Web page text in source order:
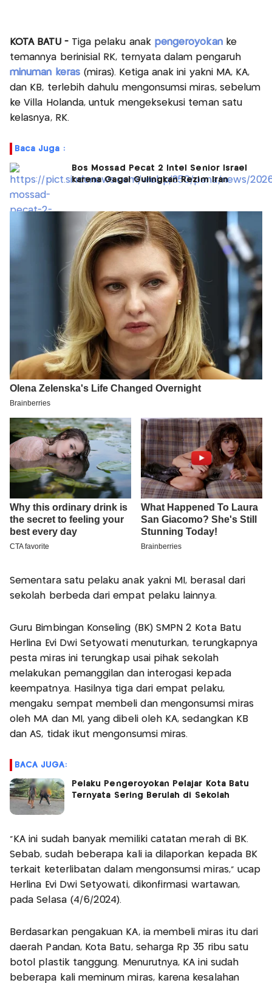
KOTA BATU -Tiga pelaku anak pengeroyokanke
temannya berinisial RK, ternyata dalam pengaruh
minuman keras(miras). Ketiga anak ini yakni MA, KA,
dan KB, terlebih dahulu mengonsumsi miras, sebelum
ke Villa Holanda, untuk mengeksekusi teman satu
kelasnya, RK.
Baca Juga :
Bos Mossad Pecat 2 Intel Senior Israel
karena Gagal Gulingkan Rezim Iran
Sementara satu pelaku anak yakni MI, berasal dari
sekolah berbeda dari empat pelaku lainnya.
Guru Bimbingan Konseling (BK) SMPN 2 Kota Batu
Herlina Evi Dwi Setyowati menuturkan, terungkapnya
pesta miras ini terungkap usai pihak sekolah
melakukan pemanggilan dan interogasi kepada
keempatnya. Hasilnya tiga dari empat pelaku,
mengaku sempat membeli dan mengonsumsi miras
oleh MA dan MI, yang dibeli oleh KA, sedangkan KB
dan AS, tidak ikut mengonsumsi miras.
BACA JUGA:
Pelaku Pengeroyokan Pelajar Kota Batu
Ternyata Sering Berulah di Sekolah
"KA ini sudah banyak memiliki catatan merah di BK.
Sebab, sudah beberapa kali ia dilaporkan kepada BK
terkait keterlibatan dalam mengonsumsi miras," ucap
Herlina Evi Dwi Setyowati, dikonfirmasi wartawan,
pada Selasa (4/6/2024).
Berdasarkan pengakuan KA, ia membeli miras itu dari
daerah Pandan, Kota Batu, seharga Rp 35 ribu satu
botol plastik tanggung. Menurutnya, KA ini sudah
beberapa kali meminum miras, karena kesalahan